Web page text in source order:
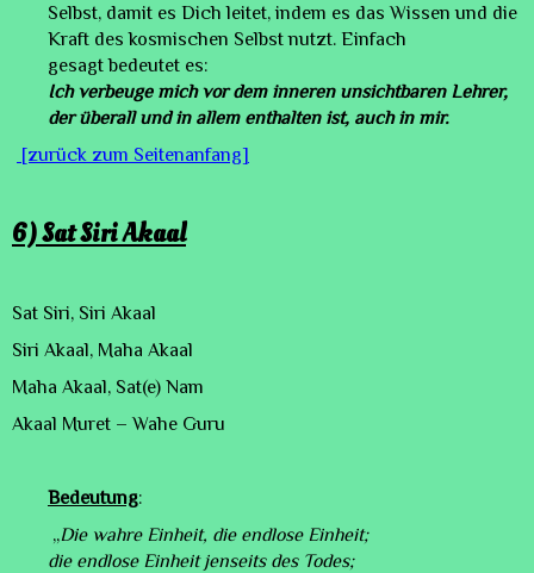
Selbst, damit es Dich leitet, indem es das Wissen und die
Kraft des kosmischen Selbst nutzt. Einfach
gesagt bedeutet es:
Ich verbeuge mich vor dem inneren unsichtbaren Lehrer,
der überall und in allem enthalten ist, auch in mir.
[zurück zum Seitenanfang]
6) Sat Siri Akaal
Sat Siri, Siri Akaal
Siri Akaal, Maha Akaal
Maha Akaal, Sat(e) Nam
Akaal Muret – Wahe Guru
Bedeutung:
„Die wahre Einheit, die endlose Einheit;
die endlose Einheit jenseits des Todes;